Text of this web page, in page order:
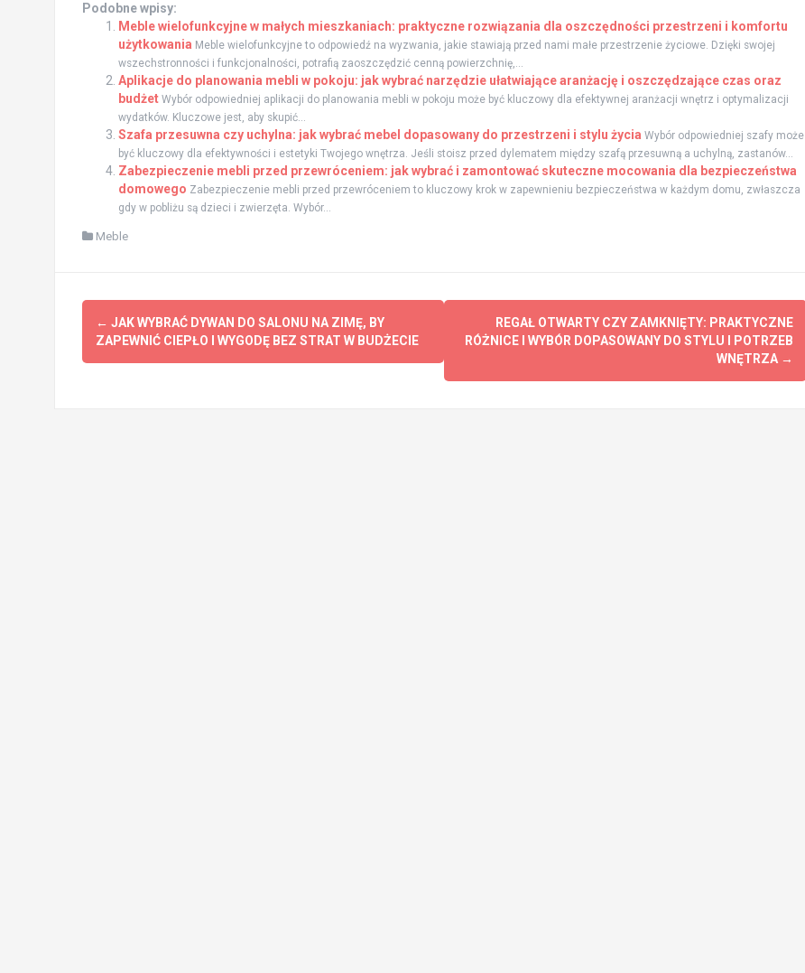
Podobne wpisy:
Meble wielofunkcyjne w małych mieszkaniach: praktyczne rozwiązania dla oszczędności przestrzeni i komfortu
użytkowania Meble wielofunkcyjne to odpowiedź na wyzwania, jakie stawiają przed nami małe przestrzenie życiowe. Dzięki swojej
wszechstronności i funkcjonalności, potrafią zaoszczędzić cenną powierzchnię,...
Aplikacje do planowania mebli w pokoju: jak wybrać narzędzie ułatwiające aranżację i oszczędzające czas oraz
budżet Wybór odpowiedniej aplikacji do planowania mebli w pokoju może być kluczowy dla efektywnej aranżacji wnętrz i optymalizacji
wydatków. Kluczowe jest, aby skupić...
Szafa przesuwna czy uchylna: jak wybrać mebel dopasowany do przestrzeni i stylu życia Wybór odpowiedniej szafy może
być kluczowy dla efektywności i estetyki Twojego wnętrza. Jeśli stoisz przed dylematem między szafą przesuwną a uchylną, zastanów...
Zabezpieczenie mebli przed przewróceniem: jak wybrać i zamontować skuteczne mocowania dla bezpieczeństwa
domowego Zabezpieczenie mebli przed przewróceniem to kluczowy krok w zapewnieniu bezpieczeństwa w każdym domu, zwłaszcza
gdy w pobliżu są dzieci i zwierzęta. Wybór...
Meble
Zobacz
wpisy
← JAK WYBRAĆ DYWAN DO SALONU NA ZIMĘ, BY
ZAPEWNIĆ CIEPŁO I WYGODĘ BEZ STRAT W BUDŻECIE
REGAŁ OTWARTY CZY ZAMKNIĘTY: PRAKTYCZNE
RÓŻNICE I WYBÓR DOPASOWANY DO STYLU I POTRZEB
WNĘTRZA →